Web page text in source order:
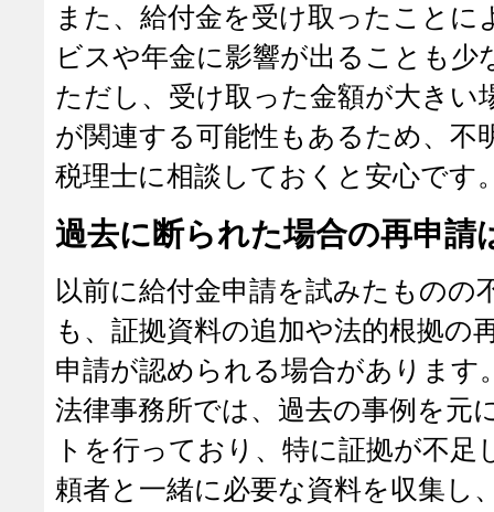
また、給付金を受け取ったことに
ビスや年金に影響が出ることも
ただし、受け取った金額が大きい
が関連する可能性もあるため、不
税理士に相談しておくと安心です
過去に断られた場合の再申請
以前に給付金申請を試みたものの
も、証拠資料の追加や法的根拠の
申請が認められる場合があります
法律事務所では、過去の事例を元
トを行っており、特に証拠が不
頼者と一緒に必要な資料を収集し